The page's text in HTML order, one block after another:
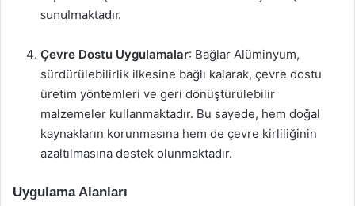
sunulmaktadır.
Çevre Dostu Uygulamalar: Bağlar Alüminyum,
sürdürülebilirlik ilkesine bağlı kalarak, çevre dostu
üretim yöntemleri ve geri dönüştürülebilir
malzemeler kullanmaktadır. Bu sayede, hem doğal
kaynakların korunmasına hem de çevre kirliliğinin
azaltılmasına destek olunmaktadır.
Uygulama Alanları